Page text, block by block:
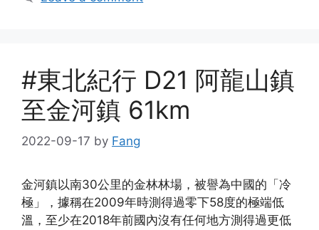
#東北紀行 D21 阿龍山鎮
至金河鎮 61km
2022-09-17 by Fang
金河鎮以南30公里的金林林場，被譽為中國的「冷
極」，據稱在2009年時測得過零下58度的極端低
溫，至少在2018年前國內沒有任何地方測得過更低